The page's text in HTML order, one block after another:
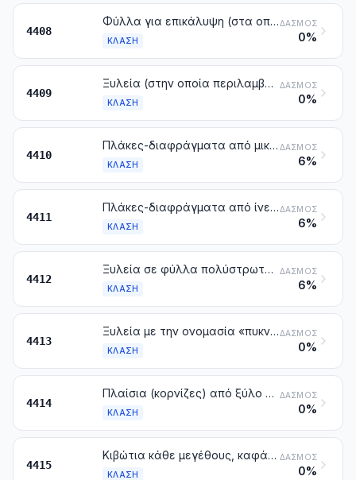
4408
Φύλλα για επικάλυψη (στα οποία περιλαμβάνονται και εκείνα που λαμβάνονται με τεμαχισμό ξυλείας σε απανωτές στρώσεις), φύλλα πολύστρωτα αντικολλητά (κόντρα πλακέ) ή για παρόμοια ξυλεία σε απανωτά φύλλα και άλλη ξυλεία πριονισμένη κατά μήκος, κομμένη εγκάρσια ή ξετυλιγμένη, έστω και πλανισμένη, λειασμένη με ελαφρόπετρα ή κολλημένη με εγκάρσια συνένωση, πάχους που δεν υπερβαίνει τα 6 mm
ΚΛΆΣΗ
ΔΑΣΜΌΣ
0%
4409
Ξυλεία (στην οποία περιλαμβάνονται και οι σανίδες και τα πηχάκια για παρκέτα, μη συναρμολογημένα) με καθορισμένη μορφή (με εξοχές-γλωσσίδια, αυλάκια, εντομές, πλαγιοτομές, αρμούς σε σχήμα V, γλυφές, στρογγυλεμένη ή παρόμοια) σ' όλο το μήκος μιας ή περισσοτέρων από τις πλάγιες πλευρές ή επιφάνειες ή άκρα έστω και πλανισμένη, λειασμένη με ελαφρόπετρα ή κολλημένη με εγκάρσια συνένωση
ΚΛΆΣΗ
ΔΑΣΜΌΣ
0%
4410
Πλάκες-διαφράγματα από μικρά τεμάχια, πετάσματα με την ονομασία «oriented strand board» (OSB) και παρόμοιες πλάκες-διαφράγματα (π.χ. πετάσματα επονομαζόμενα «waferboard»),από ξύλο ή άλλες ξυλώδεις ύλες, έστω και συσσωματωμένες με ρητίνες ή άλλες οργανικές συνδετικές ύλες
ΚΛΆΣΗ
ΔΑΣΜΌΣ
6%
4411
Πλάκες-διαφράγματα από ίνες ξύλου ή άλλες ξυλώδεις ύλες, έστω και συσσωματωμένες με ρητίνες ή άλλα οργανικά συνδετικά
ΚΛΆΣΗ
ΔΑΣΜΌΣ
6%
4412
Ξυλεία σε φύλλα πολύστρωτα αντικολλητά (κόντρα-πλακέ), ξυλεία σε φύλλα επικολλητά απλά και παρόμοια ξυλεία σε απανωτά φύλλα
ΚΛΆΣΗ
ΔΑΣΜΌΣ
6%
4413
Ξυλεία με την ονομασία «πυκνωμένη», σε όγκους, σανίδες, λεπίδες ή είδη καθορισμένης μορφής
ΚΛΆΣΗ
ΔΑΣΜΌΣ
0%
4414
Πλαίσια (κορνίζες) από ξύλο για εικόνες, φωτογραφίες, καθρέφτες και παρόμοια είδη
ΚΛΆΣΗ
ΔΑΣΜΌΣ
0%
4415
Κιβώτια κάθε μεγέθους, καφάσια, τύμπανα και παρόμοιες συσκευασίες από ξύλο. Τύμπανα (τροχίσκοι) για καλώδια από ξύλο. Παλέτες απλές, παλέτες-κιβώτια και άλλες επίπεδες επιφάνειες για τη φόρτωση, από ξύλο. Στεφάνια παλετών από ξύλο
ΚΛΆΣΗ
ΔΑΣΜΌΣ
0%